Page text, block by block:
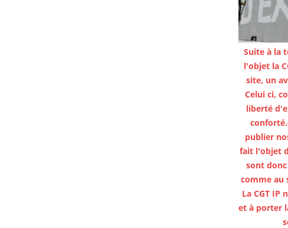
Suite à la
l'objet la
site, un
Celui ci,
liberté
publier
fait l'objet
sont donc
comme au
La CGT IP
et à porter